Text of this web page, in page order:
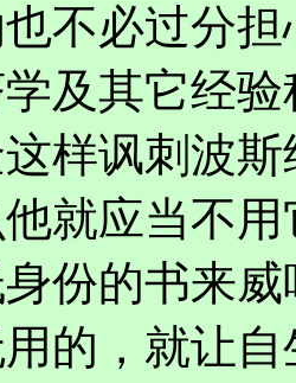
不必过分
及其它经
样讽刺波
就应当不
份的书来
的，就让